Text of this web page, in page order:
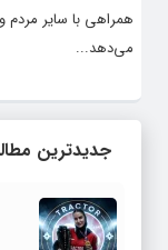
همراهی با سایر
می‌دهد...
جدیدترین